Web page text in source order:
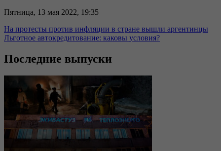
Пятница, 13 мая 2022, 19:35
На протесты против инфляции в стране вышли аргентинцы
Льготное автокредитование: каковы условия?
Последние выпуски